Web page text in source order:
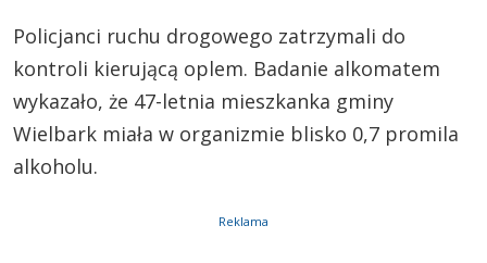
Policjanci ruchu drogowego zatrzymali do
kontroli kierującą oplem. Badanie alkomatem
wykazało, że 47-letnia mieszkanka gminy
Wielbark miała w organizmie blisko 0,7 promila
alkoholu.
Reklama